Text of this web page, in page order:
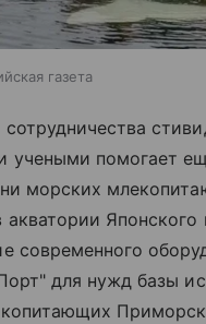
газета
учеными помогает
морских
Японского
современного
для нужд базы